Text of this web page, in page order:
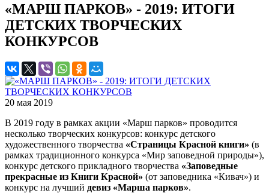
«МАРШ ПАРКОВ» - 2019: ИТОГИ
ДЕТСКИХ ТВОРЧЕСКИХ
КОНКУРСОВ
20 мая 2019
В 2019 году в рамках акции «Марш парков» проводится
несколько творческих конкурсов: конкурс детского
художественного творчества «Страницы Красной книги» (в
рамках традиционного конкурса «Мир заповедной природы»),
конкурс детского прикладного творчества «Заповедные
прекрасные из Книги Красной» (от заповедника «Кивач») и
конкурс на лучший девиз «Марша парков».